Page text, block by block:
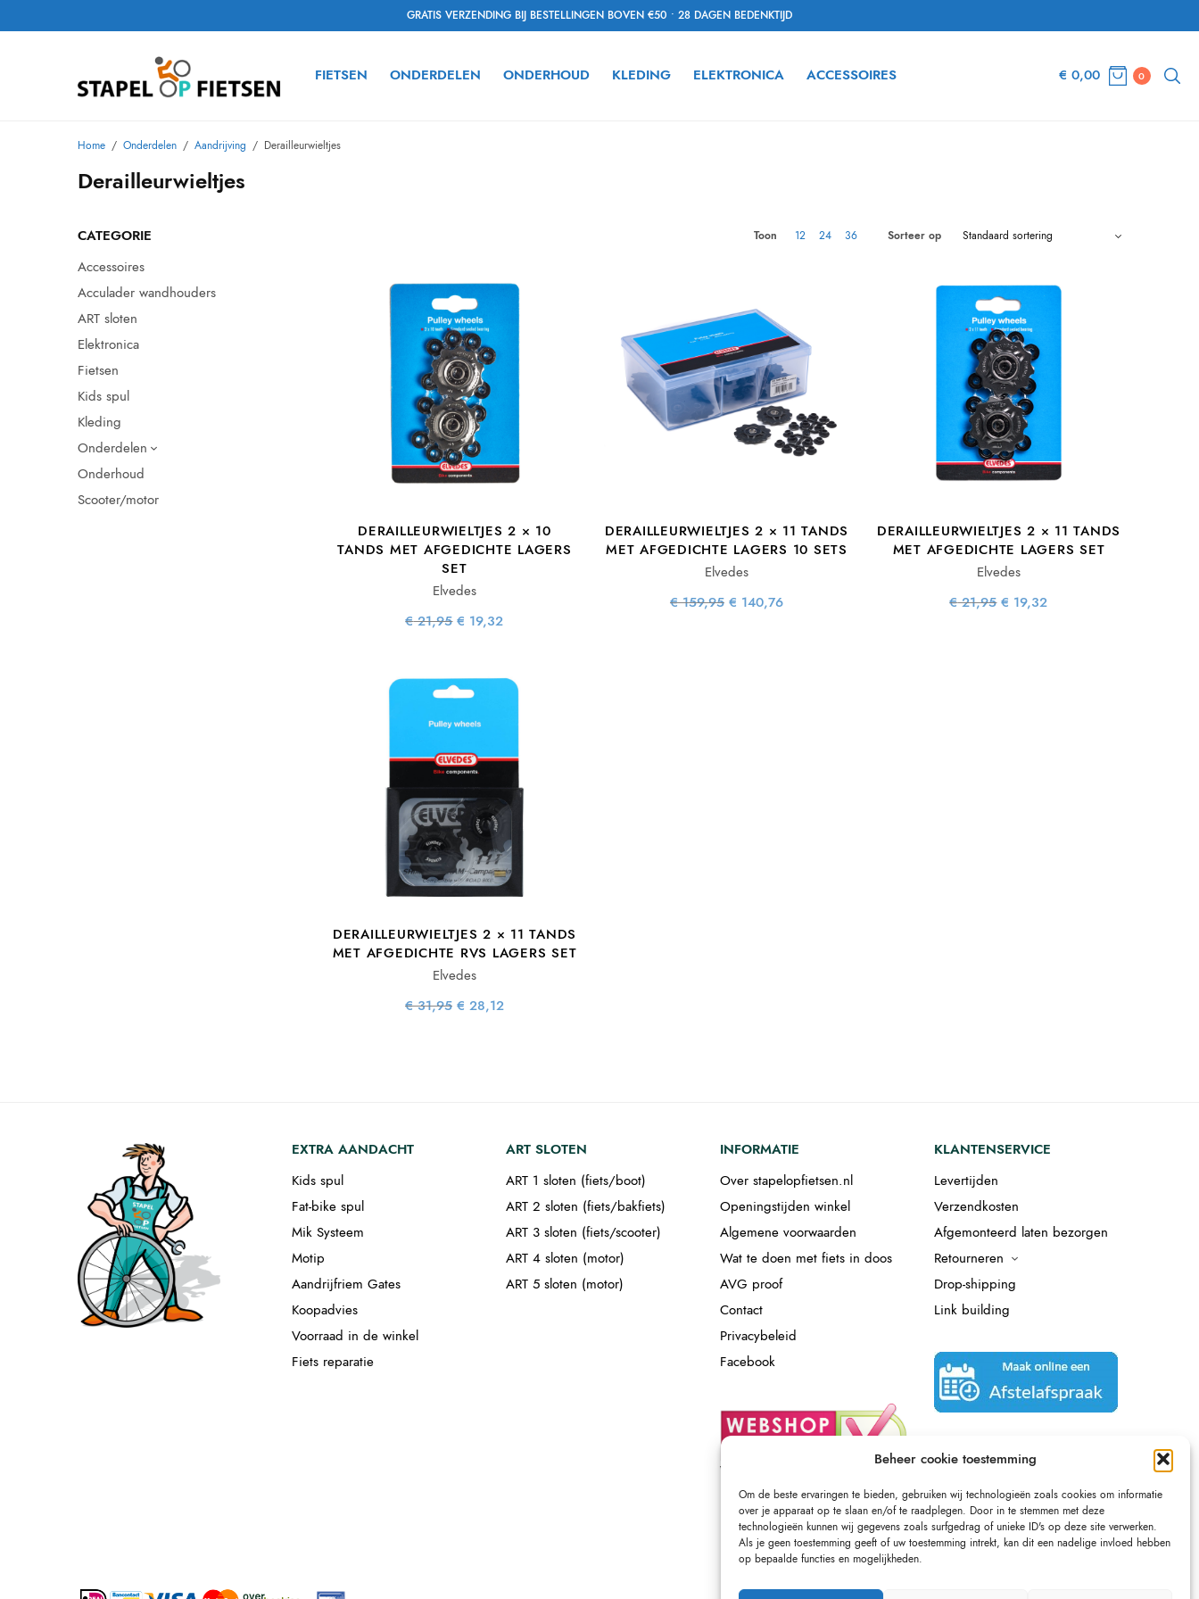
Beheer cookie toestemming
Om de beste ervaringen te bieden, gebruiken wij technologieën zoals cookies om informatie
over je apparaat op te slaan en/of te raadplegen. Door in te stemmen met deze
technologieën kunnen wij gegevens zoals surfgedrag of unieke ID's op deze site verwerken.
Als je geen toestemming geeft of uw toestemming intrekt, kan dit een nadelige invloed hebben
op bepaalde functies en mogelijkheden.
GRATIS VERZENDING BIJ BESTELLINGEN BOVEN €50 • 28 DAGEN BEDENKTIJD
FIETSEN ONDERDELEN ONDERHOUD KLEDING ELEKTRONICA ACCESSOIRES € 0,00 0
Home / Onderdelen / Aandrijving / Derailleurwieltjes
Derailleurwieltjes
CATEGORIE
Accessoires
Acculader wandhouders
ART sloten
Elektronica
Fietsen
Kids spul
Kleding
Onderdelen
Onderhoud
Scooter/motor
Toon 12 24 36 Sorteer op
DERAILLEURWIELTJES 2 × 10
TANDS MET AFGEDICHTE LAGERS
SET
Elvedes
€21,95 Oorspronkelijke
prijs was:
€ 19,32
DERAILLEURWIELTJES 2 × 11 TANDS
MET AFGEDICHTE LAGERS 10 SETS
Elvedes
€159,95 Oorspronkelijke
prijs was:
€ 140,76
DERAILLEURWIELTJES 2 × 11 TANDS
MET AFGEDICHTE LAGERS SET
Elvedes
€21,95 Oorspronkelijke
prijs was:
€ 19,32
DERAILLEURWIELTJES 2 × 11 TANDS
MET AFGEDICHTE RVS LAGERS SET
Elvedes
€31,95 Oorspronkelijke
prijs was:
€ 28,12
EXTRA AANDACHT
Kids spul
Fat-bike spul
Mik Systeem
Motip
Aandrijfriem Gates
Koopadvies
Voorraad in de winkel
Fiets reparatie
ART SLOTEN
ART 1 sloten (fiets/boot)
ART 2 sloten (fiets/bakfiets)
ART 3 sloten (fiets/scooter)
ART 4 sloten (motor)
ART 5 sloten (motor)
INFORMATIE
Over stapelopfietsen.nl
Openingstijden winkel
Algemene voorwaarden
Wat te doen met fiets in doos
AVG proof
Contact
Privacybeleid
Facebook
KLANTENSERVICE
Levertijden
Verzendkosten
Afgemonteerd laten bezorgen
Retourneren
Drop-shipping
Link building